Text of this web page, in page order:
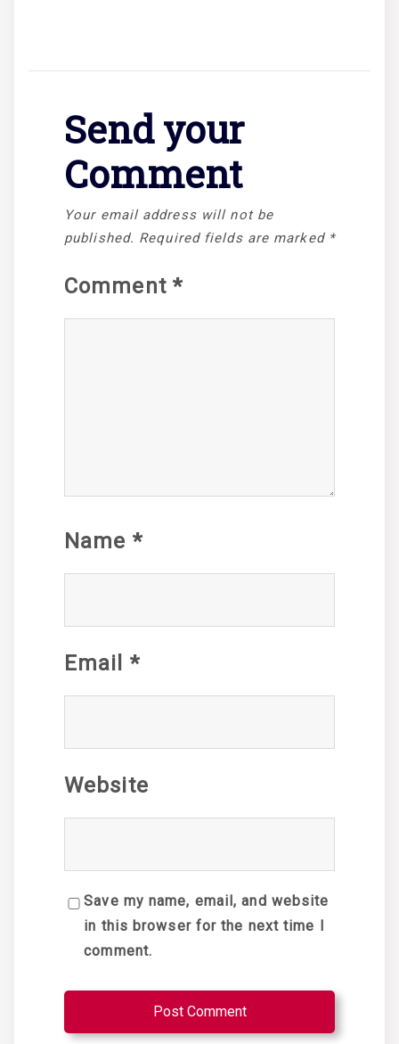
Send your
Comment
Your email address will not be
published. Required fields are marked *
Comment *
Name *
Email *
Website
Save my name, email, and website
in this browser for the next time I
comment.